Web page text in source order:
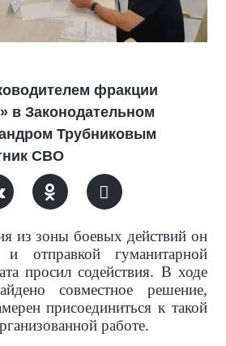
фракции
в Законодательном
Трубниковым
СВО
из зоны боевых действий он
отправкой гуманитарной
просил содействия. В ходе
совместное решение,
присоединиться к такой
работе.